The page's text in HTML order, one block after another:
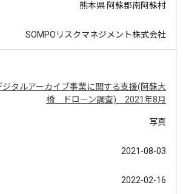
熊本県 阿蘇郡南阿蘇村
SOMPOリスクマネジメント株式会社
タルアーカイブ事業に関する支援(阿蘇大
橋 ドローン調査) 2021年8月
写真
2021-08-03
2022-02-16